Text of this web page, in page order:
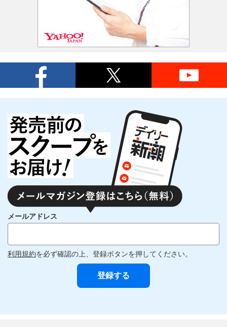
メールアドレス
利用規約を必ず確認の上、登録ボタンを押してください。